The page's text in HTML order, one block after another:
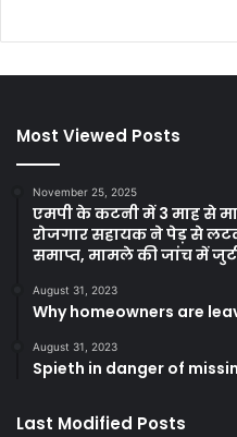
Most Viewed Posts
November 25, 2025
एमपी के कटनी में 3 माह से
रोजगार सहायक ने पेड़ से
समाप्त, मामले की जांच में
August 31, 2023
Why homeowners are
August 31, 2023
Spieth in danger of
Last Modified Posts